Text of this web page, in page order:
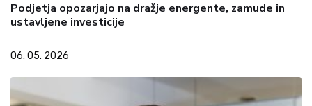
Podjetja opozarjajo na dražje energente, zamude in
ustavljene investicije
06. 05. 2026